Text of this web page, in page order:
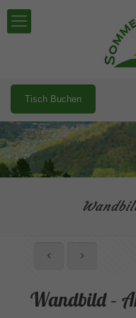
Tisch Buchen
Wandbild –